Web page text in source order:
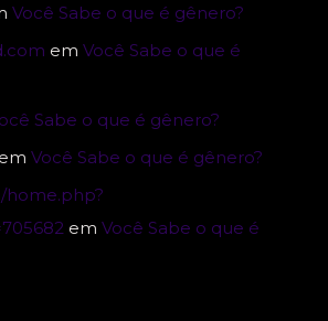
Você Sabe o que é gênero?
em Você Sabe o que é
Sabe o que é gênero?
em Você Sabe o que é gênero?
em Você Sabe o que é